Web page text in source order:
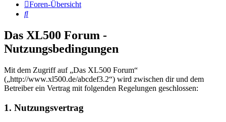
Foren-Übersicht
Suche
Das XL500 Forum -
Nutzungsbedingungen
Mit dem Zugriff auf „Das XL500 Forum“
(„http://www.xl500.de/abcdef3.2“) wird zwischen dir und dem
Betreiber ein Vertrag mit folgenden Regelungen geschlossen:
1. Nutzungsvertrag